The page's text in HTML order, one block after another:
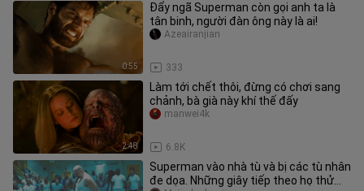
0:55
Đẩy ngã Superman còn gọi anh ta là
tân binh, người đàn ông này là ai!
333
Azeairanjian
2:48
Làm tới chết thôi, đừng có chơi sang
chảnh, bà già này khí thế đấy
6.8K
manwei4k
Superman vào nhà tù và bị các tù nhân
đe dọa. Những giây tiếp theo họ thử